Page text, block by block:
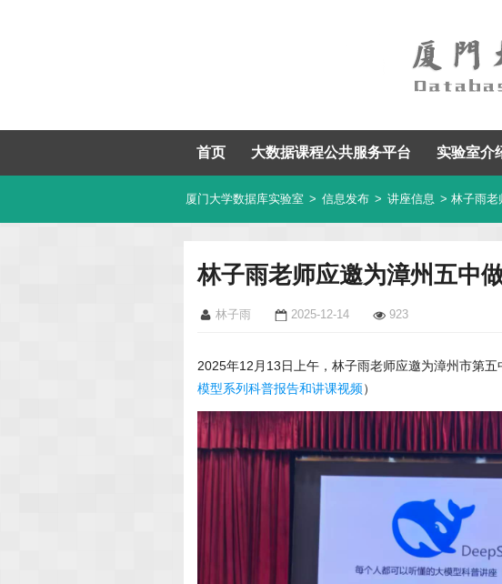
首页 大数据课程公共服务平台 实验室介
厦门大学数据库实验室 > 信息发布 > 讲座信息 > 林子雨老
林子雨老师应邀为漳州五中
林子雨 2025-12-14 923
2025年12月13日上午，林子雨老师应邀为漳州市第
模型系列科普报告和讲课视频）